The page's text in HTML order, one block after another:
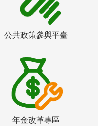
公共政策參與平臺
年金改革專區